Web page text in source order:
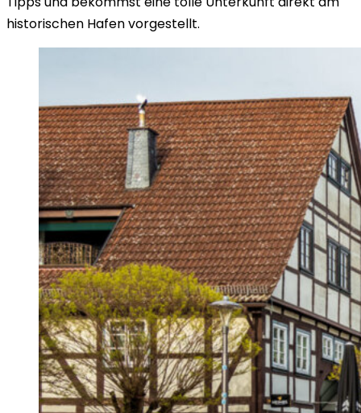
historischen Hafen vorgestellt.